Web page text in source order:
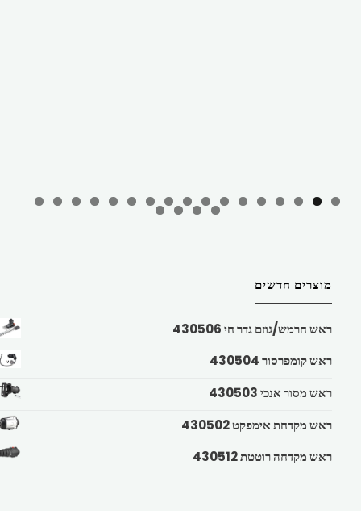
מוצרים חדשים
ראש חרמש/גוזם גדר חי 430506
ראש קומפרסור 430504
ראש מסור אנכי 430503
ראש מקדחת אימפקט 430502
ראש מקדחה רוטטת 430512